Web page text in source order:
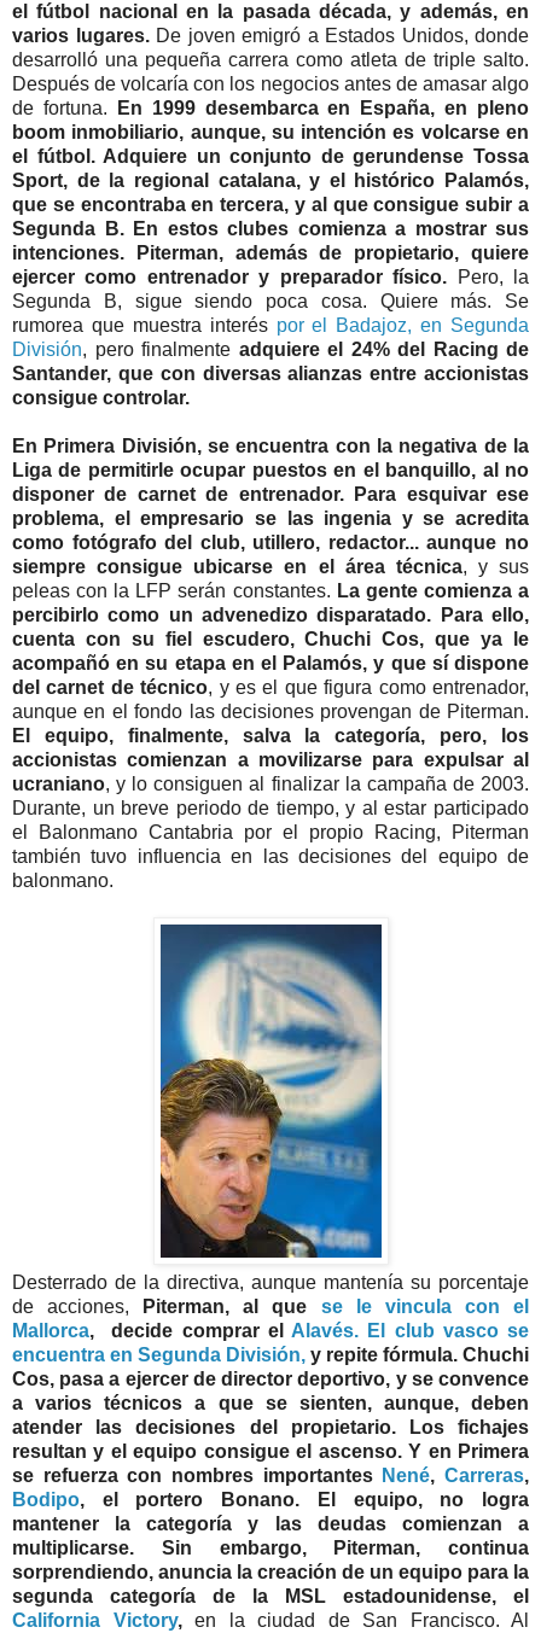
el fútbol nacional en la pasada década, y además, en
varios lugares.De joven emigró a Estados Unidos, donde
desarrolló una pequeña carrera como atleta de triple salto.
Después de volcaría con los negocios antes de amasar algo
de fortuna.
En 1999 desembarca en España, en pleno
boom inmobiliario, aunque, su intención es volcarse en
el fútbol. Adquiere un conjunto de gerundense Tossa
Sport, de la regional catalana, y el histórico Palamós,
que se encontraba en tercera, y al que consigue subir a
Segunda B. En estos clubes comienza a mostrar sus
intenciones. Piterman, además de propietario, quiere
ejercer como entrenador y preparador físico. Pero, la
Segunda B, sigue siendo poca cosa. Quiere más. Se
rumorea que muestra interés por el Badajoz, en Segunda
División, pero finalmente adquiere el 24% del Racing de
Santander, que con diversas alianzas entre accionistas
consigue controlar.
En Primera División, se encuentra con la negativa de la
Liga de permitirle ocupar puestos en el banquillo, al no
disponer de carnet de entrenador. Para esquivar ese
problema, el empresario se las ingenia y se acredita
como fotógrafo del club, utillero, redactor... aunque no
siempre consigue ubicarse en el área técnica, y sus
peleas con la LFP serán constantes. La gente comienza a
percibirlo como un advenedizo disparatado. Para ello,
cuenta con su fiel escudero, Chuchi Cos, que ya le
acompañó en su etapa en el Palamós, y que sí dispone
del carnet de técnico, y es el que figura como entrenador,
aunque en el fondo las decisiones provengan de Piterman.
El equipo, finalmente, salva la categoría, pero, los
accionistas comienzan a movilizarse para expulsar al
ucraniano, y lo consiguen al finalizar la campaña de 2003.
Durante, un breve periodo de tiempo, y al estar participado
el Balonmano Cantabria por el propio Racing, Piterman
también tuvo influencia en las decisiones del equipo de
balonmano.
Desterrado de la directiva, aunque mantenía su porcentaje
de acciones,
Piterman, al que se le vincula con el
Mallorca, decide comprar el Alavés. El club vasco se
encuentra en Segunda División, y repite fórmula. Chuchi
Cos, pasa a ejercer de director deportivo, y se convence
a varios técnicos a que se sienten, aunque, deben
atender las decisiones del propietario. Los fichajes
resultan y el equipo consigue el ascenso. Y en Primera
se refuerza con nombres importantes Nené,Carreras,
Bodipo, el portero Bonano. El equipo, no logra
mantener la categoría y las deudas comienzan a
multiplicarse. Sin embargo, Piterman, continua
sorprendiendo, anuncia la creación de un equipo para la
segunda categoría de la MSL estadounidense, el
California Victory,en la ciudad de San Francisco. Al